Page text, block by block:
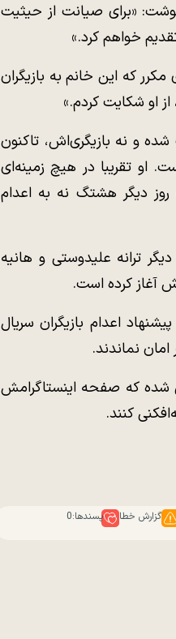
«برای صیانت از حیثیت
خواهم کرد.»
که این خانم به بازیگران
او شکایت کردم.»
و نه بازیگری‌اش، تاکنون
او تقریبا در هیچ زمینه‌ای
دیگر هشتگ نه به اعدام
ترانه علیدوستی و هانیه
اعدام بازیگران سریال
نماندند.
شده که صفحه اینستاگرامش
کنند.
گزارش خطا پسندها:0